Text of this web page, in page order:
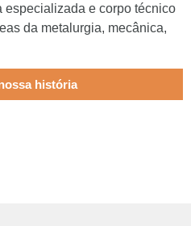
e corpo técnico
da metalurgia, mecânica,
história